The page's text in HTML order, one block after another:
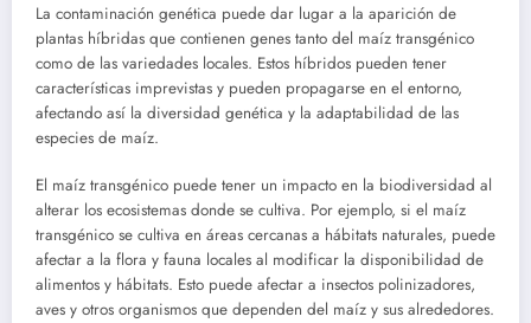
La contaminación genética puede dar lugar a la aparición de
plantas híbridas que contienen genes tanto del maíz transgénico
como de las variedades locales. Estos híbridos pueden tener
características imprevistas y pueden propagarse en el entorno,
afectando así la diversidad genética y la adaptabilidad de las
especies de maíz.
El maíz transgénico puede tener un impacto en la biodiversidad al
alterar los ecosistemas donde se cultiva. Por ejemplo, si el maíz
transgénico se cultiva en áreas cercanas a hábitats naturales, puede
afectar a la flora y fauna locales al modificar la disponibilidad de
alimentos y hábitats. Esto puede afectar a insectos polinizadores,
aves y otros organismos que dependen del maíz y sus alrededores.